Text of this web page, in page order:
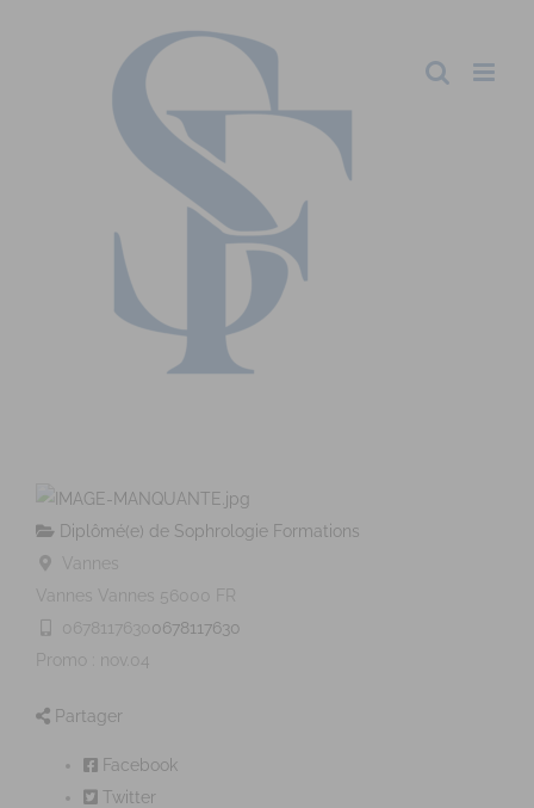
Diplômé(e) de Sophrologie Formations
Vannes
Vannes
Vannes 56000
FR
06781176300678117630
Promo : nov.04
Partager
Facebook
Twitter